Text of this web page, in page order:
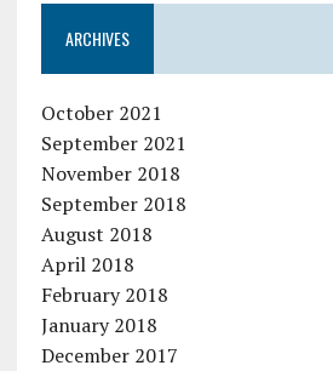
ARCHIVES
October 2021
September 2021
November 2018
September 2018
August 2018
April 2018
February 2018
January 2018
December 2017